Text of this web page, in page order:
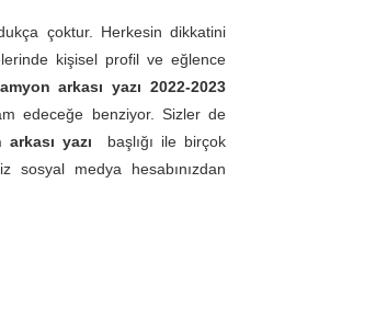
çoktur. Herkesin dikkatini
kişisel profil ve eğlence
arkası yazı 2022-2023
edeceğe benziyor. Sizler de
yazı başlığı ile birçok
sosyal medya hesabınızdan